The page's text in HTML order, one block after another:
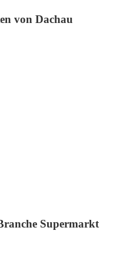
von Dachau
Supermarkt